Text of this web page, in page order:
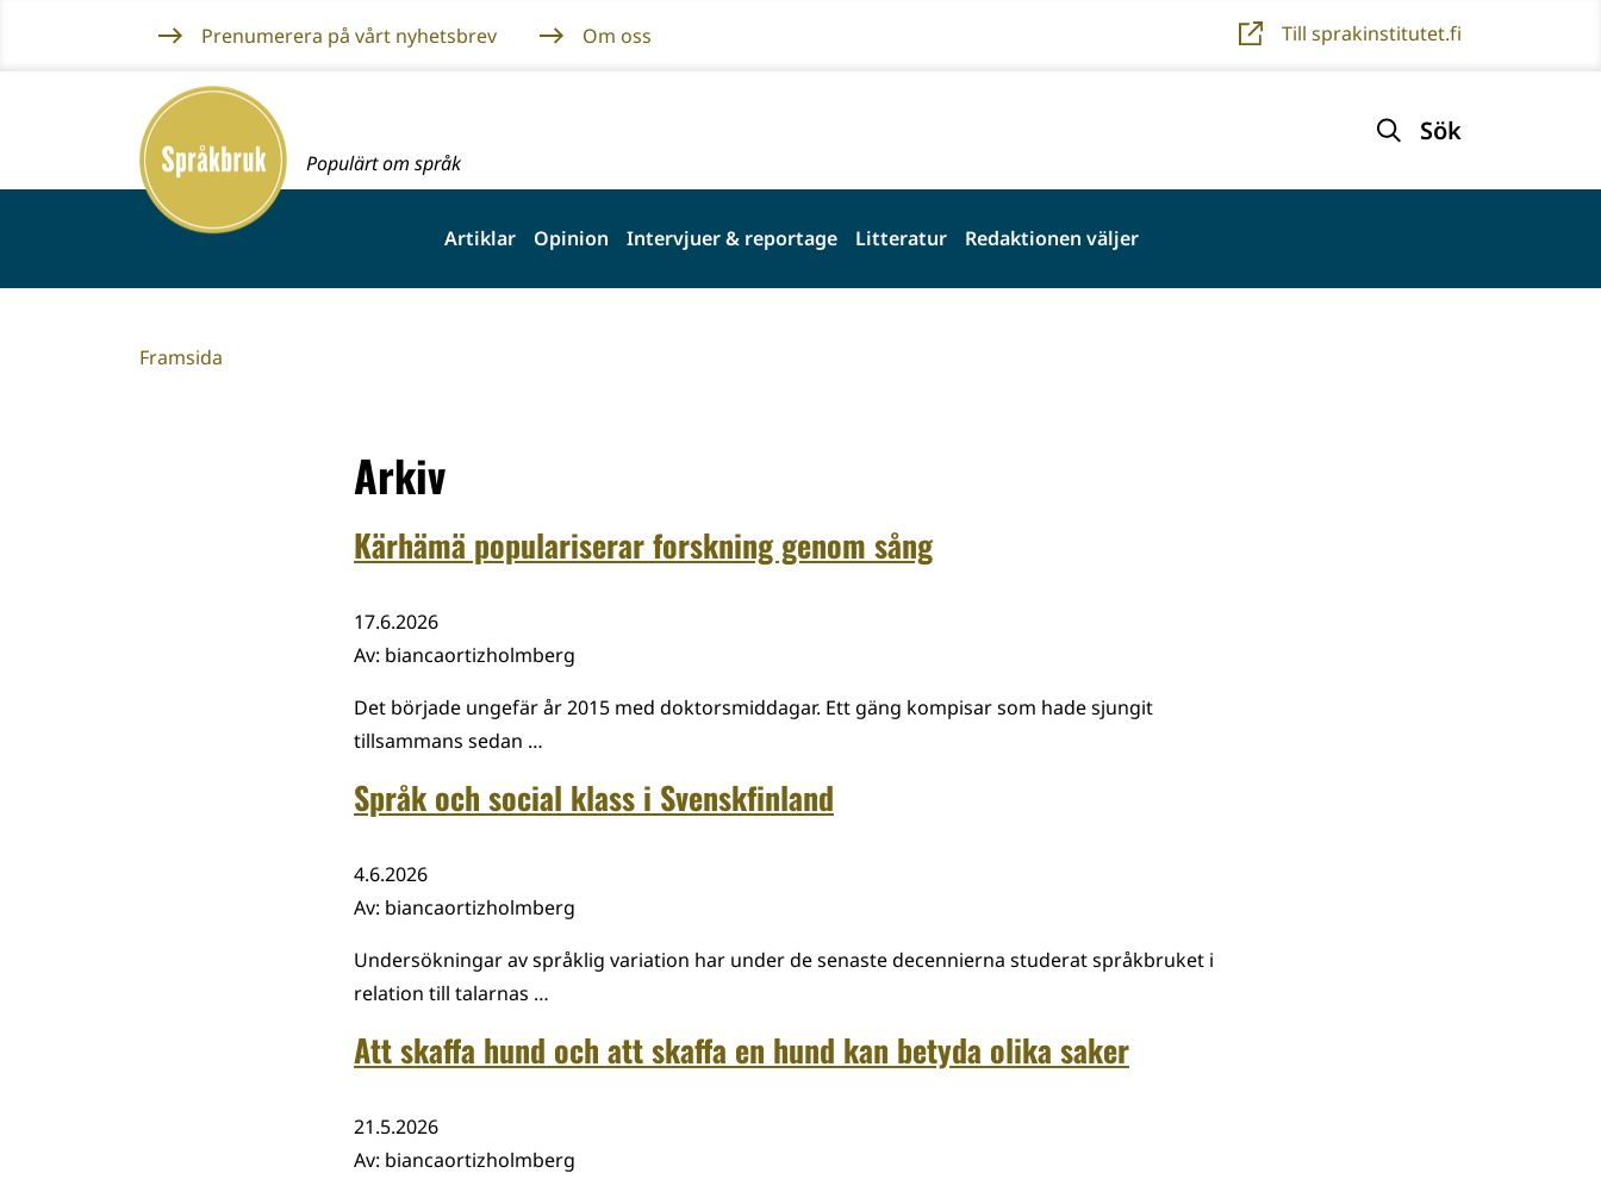
innehållet
Prenumerera på vårt nyhetsbrev Om oss Till sprakinstitutet.fi
Framsida
Populärt om språk
Sök
Artiklar Opinion Intervjuer & reportage Litteratur Redaktionen väljer
Framsida
Arkiv
Kärhämä populariserar forskning genom sång
17.6.2026
Av: biancaortizholmberg
Det började ungefär år 2015 med doktorsmiddagar. Ett gäng kompisar som hade sjungit
tillsammans sedan …
Språk och social klass i Svenskfinland
4.6.2026
Av: biancaortizholmberg
Undersökningar av språklig variation har under de senaste decennierna studerat språkbruket i
relation till talarnas …
Att skaffa hund och att skaffa en hund kan betyda olika saker
21.5.2026
Av: biancaortizholmberg